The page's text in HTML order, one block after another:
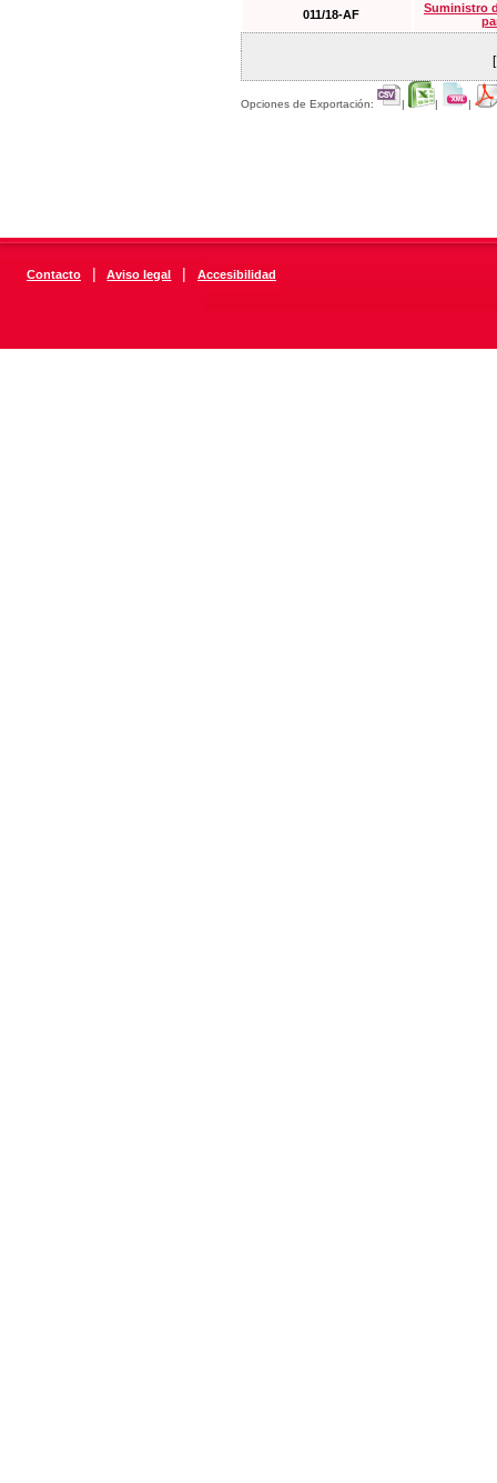
011/18-AF
Suministro
Opciones de Exportación: | | |
Contacto | Aviso legal | Accesibilidad